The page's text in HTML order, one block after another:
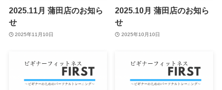
2025.11月 蒲田店のお知ら
せ
2025年11月10日
2025.10月 蒲田店のお知ら
せ
2025年10月10日